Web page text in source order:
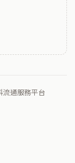
通服務平台